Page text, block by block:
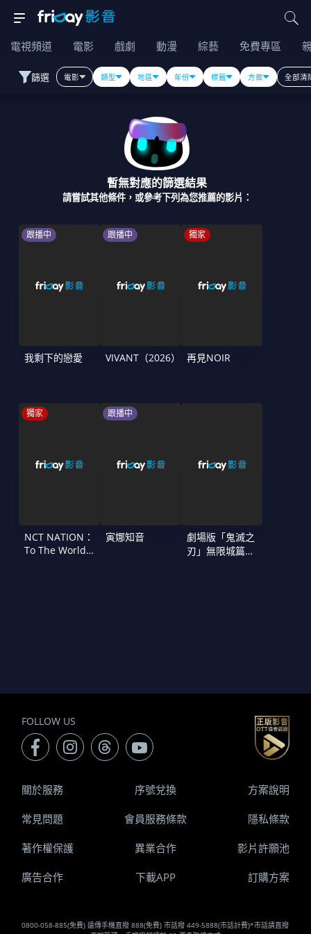
電視頻道 電影 戲劇 動漫 綜藝 免費專區
篩選 電影 類型 地區 年份 標籤 方案 全部清
暫無對應的篩選結果
請嘗試其他條件，或參考下列為您推薦的影片：
跟播中
我剩下的戀愛
跟播中
VIVANT（2026）
獨家
再見NOIR
獨家
NCT NATION：
To The World
跟播中
寅娜知音
劇場版「鬼滅之
刃」無限城篇
FOLLOW US
0800-058-885(免費) 遠傳手機直撥 888(免費) 市話撥 449-5888(市話計費)*市話請直撥
關於服務 序號兌換 方案說明
常見問題 會員服務條款 隱私條款
著作權保護 異業合作 影片許願池
廣告合作 下載APP 訂購方案